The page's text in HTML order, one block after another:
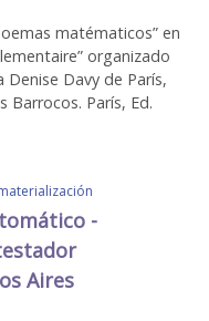
matématicos” en
organizado
Denise Davy de París,
Barrocos. París, Ed.
-
Aires